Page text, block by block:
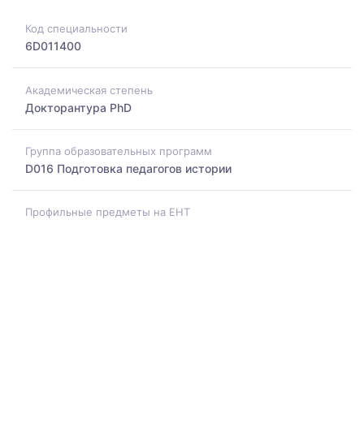
Код специальности
6D011400
Академическая степень
Докторантура PhD
Группа образовательных программ
D016 Подготовка педагогов истории
Профильные предметы на ЕНТ